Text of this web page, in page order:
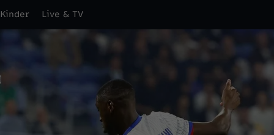
Kinder Live & TV